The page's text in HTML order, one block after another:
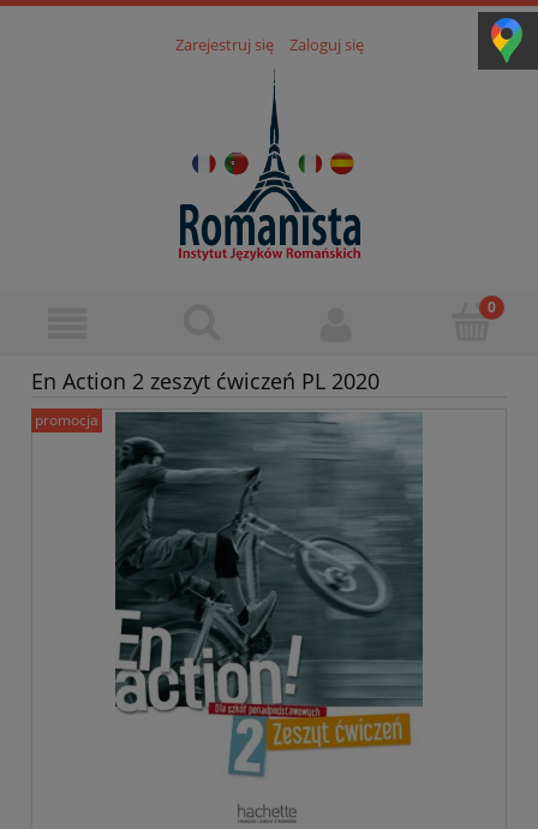
Zarejestruj się Zaloguj się
En Action 2 zeszyt ćwiczeń PL 2020
promocja